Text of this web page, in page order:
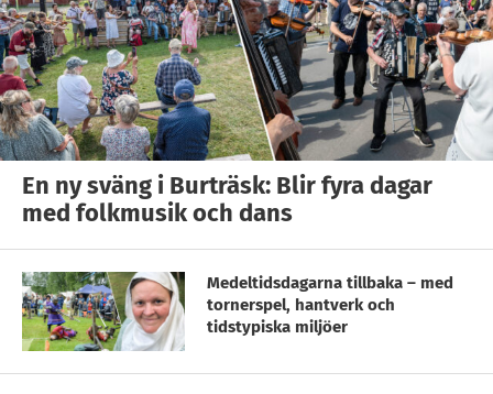
En ny sväng i Burträsk: Blir fyra dagar
med folkmusik och dans
Medeltidsdagarna tillbaka – med
tornerspel, hantverk och
tidstypiska miljöer